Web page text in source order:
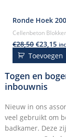
Ronde Hoek
Cellenbeton
€28,50 €23,15
Toevoegen
Togen en
inbouwnis
Nieuw in ons
veel gebruikt om
badkamer. Deze